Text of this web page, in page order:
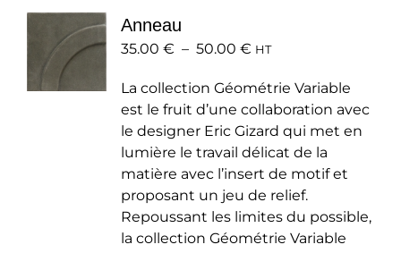
peuvent
choisies
sur
la
page
du
produit
Anneau
35.00 € – 50.00 €Plage
prix :
35.00 €
à
50.00 €
HT
La collection Géométrie Variable
est le fruit d’une collaboration avec
le designer Eric Gizard qui met en
lumière le travail délicat de la
matière avec l’insert de motif et
proposant un jeu de relief.
Repoussant les limites du possible,
la collection Géométrie Variable